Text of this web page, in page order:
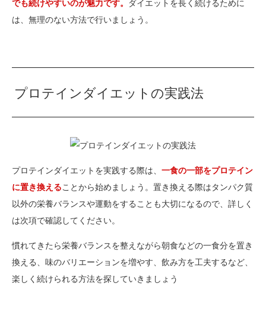
でも続けやすいのが魅力です。
ダイエットを長く続けるために
は、無理のない方法で行いましょう。
プロテインダイエットの実践法
プロテインダイエットを実践する際は、 一食の一部をプロテイン
に置き換えることから始めましょう。置き換える際はタンパク質
以外の栄養バランスや運動をすることも大切になるので、詳しく
は次項で確認してください。
慣れてきたら栄養バランスを整えながら朝食などの一食分を置き
換える、味のバリエーションを増やす、飲み方を工夫するなど、
楽しく続けられる方法を探していきましょう